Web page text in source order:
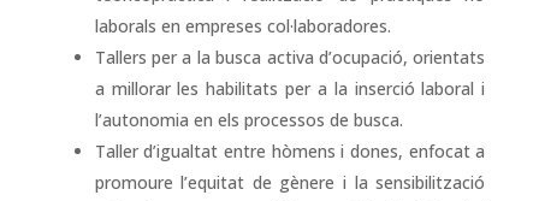
laborals en empreses col·laboradores.
Tallers per a la busca activa d’ocupació, orientats
a millorar les habilitats per a la inserció laboral i
l’autonomia en els processos de busca.
Taller d’igualtat entre hòmens i dones, enfocat a
promoure l’equitat de gènere i la sensibilització